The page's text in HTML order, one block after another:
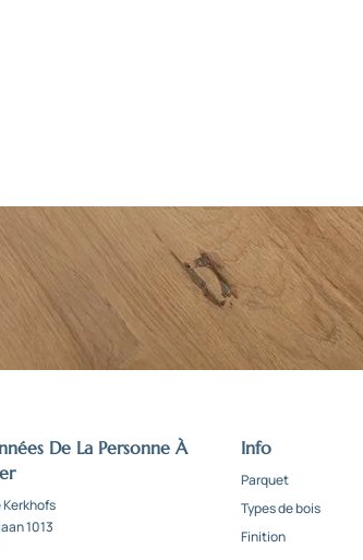
De La Personne À
1013
Info
Parquet
Types de bois
Finition